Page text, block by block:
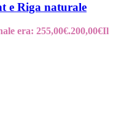
e Riga naturale
era: 255,00€.200,00€Il